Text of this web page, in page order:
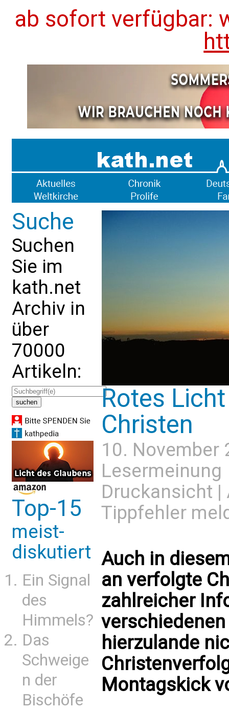
ab sofort verfügbar:
Suche
Suchen
Sie im
kath.net
Archiv in
über
70000
Artikeln:
Top-15
meist-
diskutiert
Ein Signal
des
Himmels?
Das
Schweige
n der
Bischöfe
Rotes
Christen
10. November
Lesermeinung
Druckansicht |
Tippfehler
Auch in
an verfolgte
zahlreicher
hierzulande
Montagskick